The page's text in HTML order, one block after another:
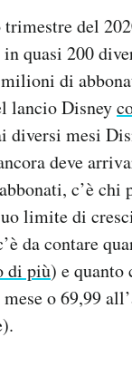
del
quasi 200
milioni di
lancio Disney
diversi mesi
deve
c’è chi
limite di
da contare
di più) e quanto
o 69,99